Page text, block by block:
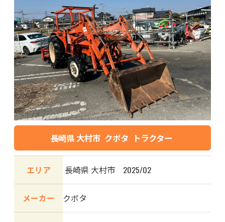
長崎県 大村市 クボタ トラクター
エリア 長崎県 大村市 2025/02
メーカー クボタ